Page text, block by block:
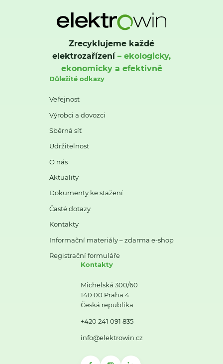
Zrecyklujeme každé
elektrozařízení– ekologicky,
ekonomicky a efektivně
Důležité odkazy
Veřejnost
Výrobci a dovozci
Sběrná síť
Udržitelnost
O nás
Aktuality
Dokumenty ke stažení
Časté dotazy
Kontakty
Informační materiály – zdarma e-shop
Registrační formuláře
Kontakty
Michelská 300/60
140 00 Praha 4
Česká republika
+420 241 091 835
info@elektrowin.cz